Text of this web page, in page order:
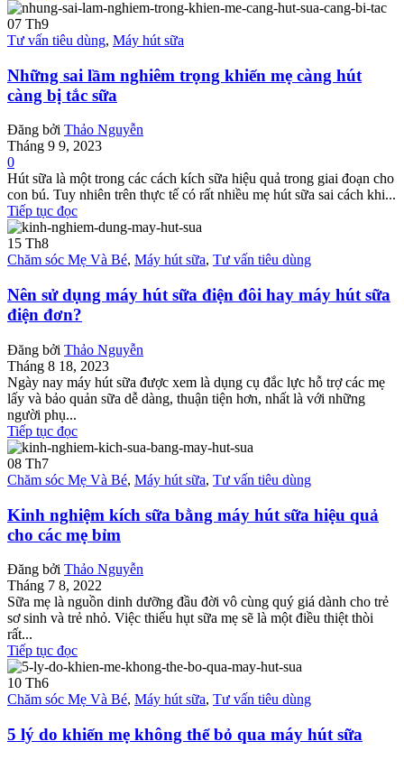
07 Th9
Tư vấn tiêu dùng, Máy hút sữa
Những sai lầm nghiêm trọng khiến mẹ càng hút
càng bị tắc sữa
Đăng bởi Thảo Nguyễn
Tháng 9 9, 2023
0
Hút sữa là một trong các cách kích sữa hiệu quả trong giai đoạn cho
con bú. Tuy nhiên trên thực tế có rất nhiều mẹ hút sữa sai cách khi...
Tiếp tục đọc
15 Th8
Chăm sóc Mẹ Và Bé, Máy hút sữa, Tư vấn tiêu dùng
Nên sử dụng máy hút sữa điện đôi hay máy hút sữa
điện đơn?
Đăng bởi Thảo Nguyễn
Tháng 8 18, 2023
Ngày nay máy hút sữa được xem là dụng cụ đắc lực hỗ trợ các mẹ
lấy và bảo quản sữa dễ dàng, thuận tiện hơn, nhất là với những
người phụ...
Tiếp tục đọc
08 Th7
Chăm sóc Mẹ Và Bé, Máy hút sữa, Tư vấn tiêu dùng
Kinh nghiệm kích sữa bằng máy hút sữa hiệu quả
cho các mẹ bỉm
Đăng bởi Thảo Nguyễn
Tháng 7 8, 2022
Sữa mẹ là nguồn dinh dưỡng đầu đời vô cùng quý giá dành cho trẻ
sơ sinh và trẻ nhỏ. Việc thiếu hụt sữa mẹ sẽ là một điều thiệt thòi
rất...
Tiếp tục đọc
10 Th6
Chăm sóc Mẹ Và Bé, Máy hút sữa, Tư vấn tiêu dùng
5 lý do khiến mẹ không thể bỏ qua máy hút sữa